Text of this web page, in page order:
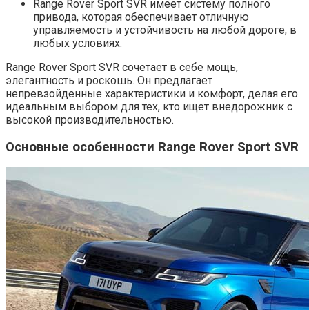
Range Rover Sport SVR имеет систему полного
привода, которая обеспечивает отличную
управляемость и устойчивость на любой дороге, в
любых условиях.
Range Rover Sport SVR сочетает в себе мощь,
элегантность и роскошь. Он предлагает
непревзойденные характеристики и комфорт, делая его
идеальным выбором для тех, кто ищет внедорожник с
высокой производительностью.
Основные особенности Range Rover Sport SVR